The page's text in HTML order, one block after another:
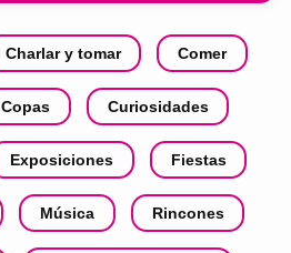
Charlar y tomar Comer
Copas Curiosidades
Exposiciones Fiestas
Música Rincones